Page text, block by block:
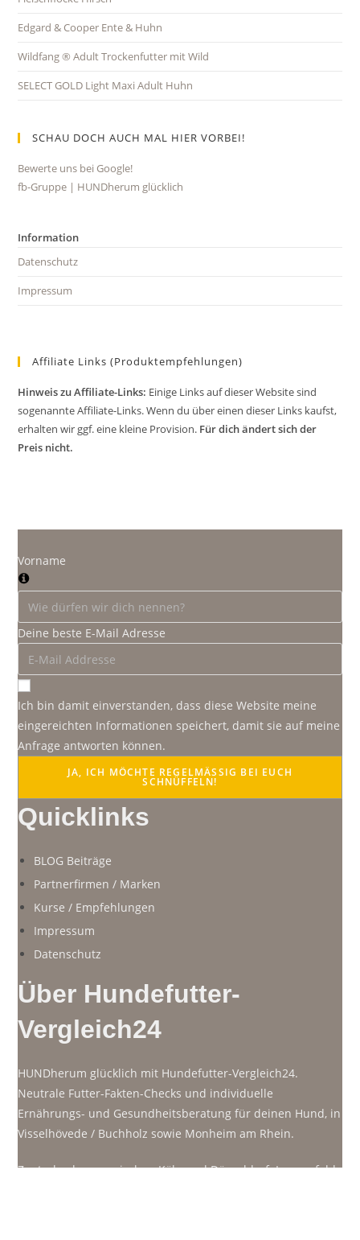
Edgard & Cooper Ente & Huhn
Wildfang ® Adult Trockenfutter mit Wild
SELECT GOLD Light Maxi Adult Huhn
SCHAU DOCH AUCH MAL HIER VORBEI!
Bewerte uns bei Google!Opens
in
fb-Gruppe | HUNDherum glücklich
Information
Datenschutz
Impressum
Affiliate Links (Produktempfehlungen)
Hinweis zu Affiliate-Links: Einige Links auf dieser Website sind
sogenannte Affiliate-Links. Wenn du über einen dieser Links kaufst,
erhalten wir ggf. eine kleine Provision. Für dich ändert sich der
Preis nicht.
Vorname
Deine beste E-Mail Adresse
Ich bin damit einverstanden, dass diese Website meine
eingereichten Informationen speichert, damit sie auf meine
Anfrage antworten können.
JA, ICH MÖCHTE REGELMÄSSIG BEI EUCH S
CHNÜFFELN!
Quicklinks
BLOG Beiträge
Partnerfirmen / Marken
Kurse / Empfehlungen
Impressum
Datenschutz
Über Hundefutter-
Vergleich24
HUNDherum glücklich mit Hundefutter-Vergleich24.
Neutrale Futter-Fakten-Checks und individuelle
Ernährungs- und Gesundheitsberatung für deinen Hund, in
Visselhövede / Buchholz sowie Monheim am Rhein.
Zentral gelegen zwischen Köln und Düsseldorf: Langenfeld,